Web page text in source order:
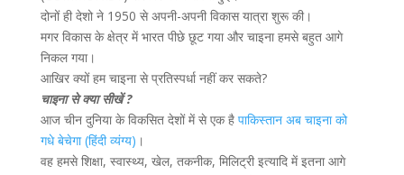
दोनों ही देशो ने 1950 से अपनी-अपनी विकास यात्रा शुरू की।
मगर विकास के क्षेत्र में भारत पीछे छूट गया और चाइना हमसे बहुत आगे
निकल गया।
आखिर क्यों हम चाइना से प्रतिस्पर्धा नहीं कर सकते?
चाइना से क्या सीखें ?
आज चीन दुनिया के विकसित देशों में से एक है पाकिस्तान अब चाइना को
गधे बेचेगा (हिंदी व्यंग्य) ।
वह हमसे शिक्षा, स्वास्थ्य, खेल, तकनीक, मिलिट्री इत्यादि में इतना आगे